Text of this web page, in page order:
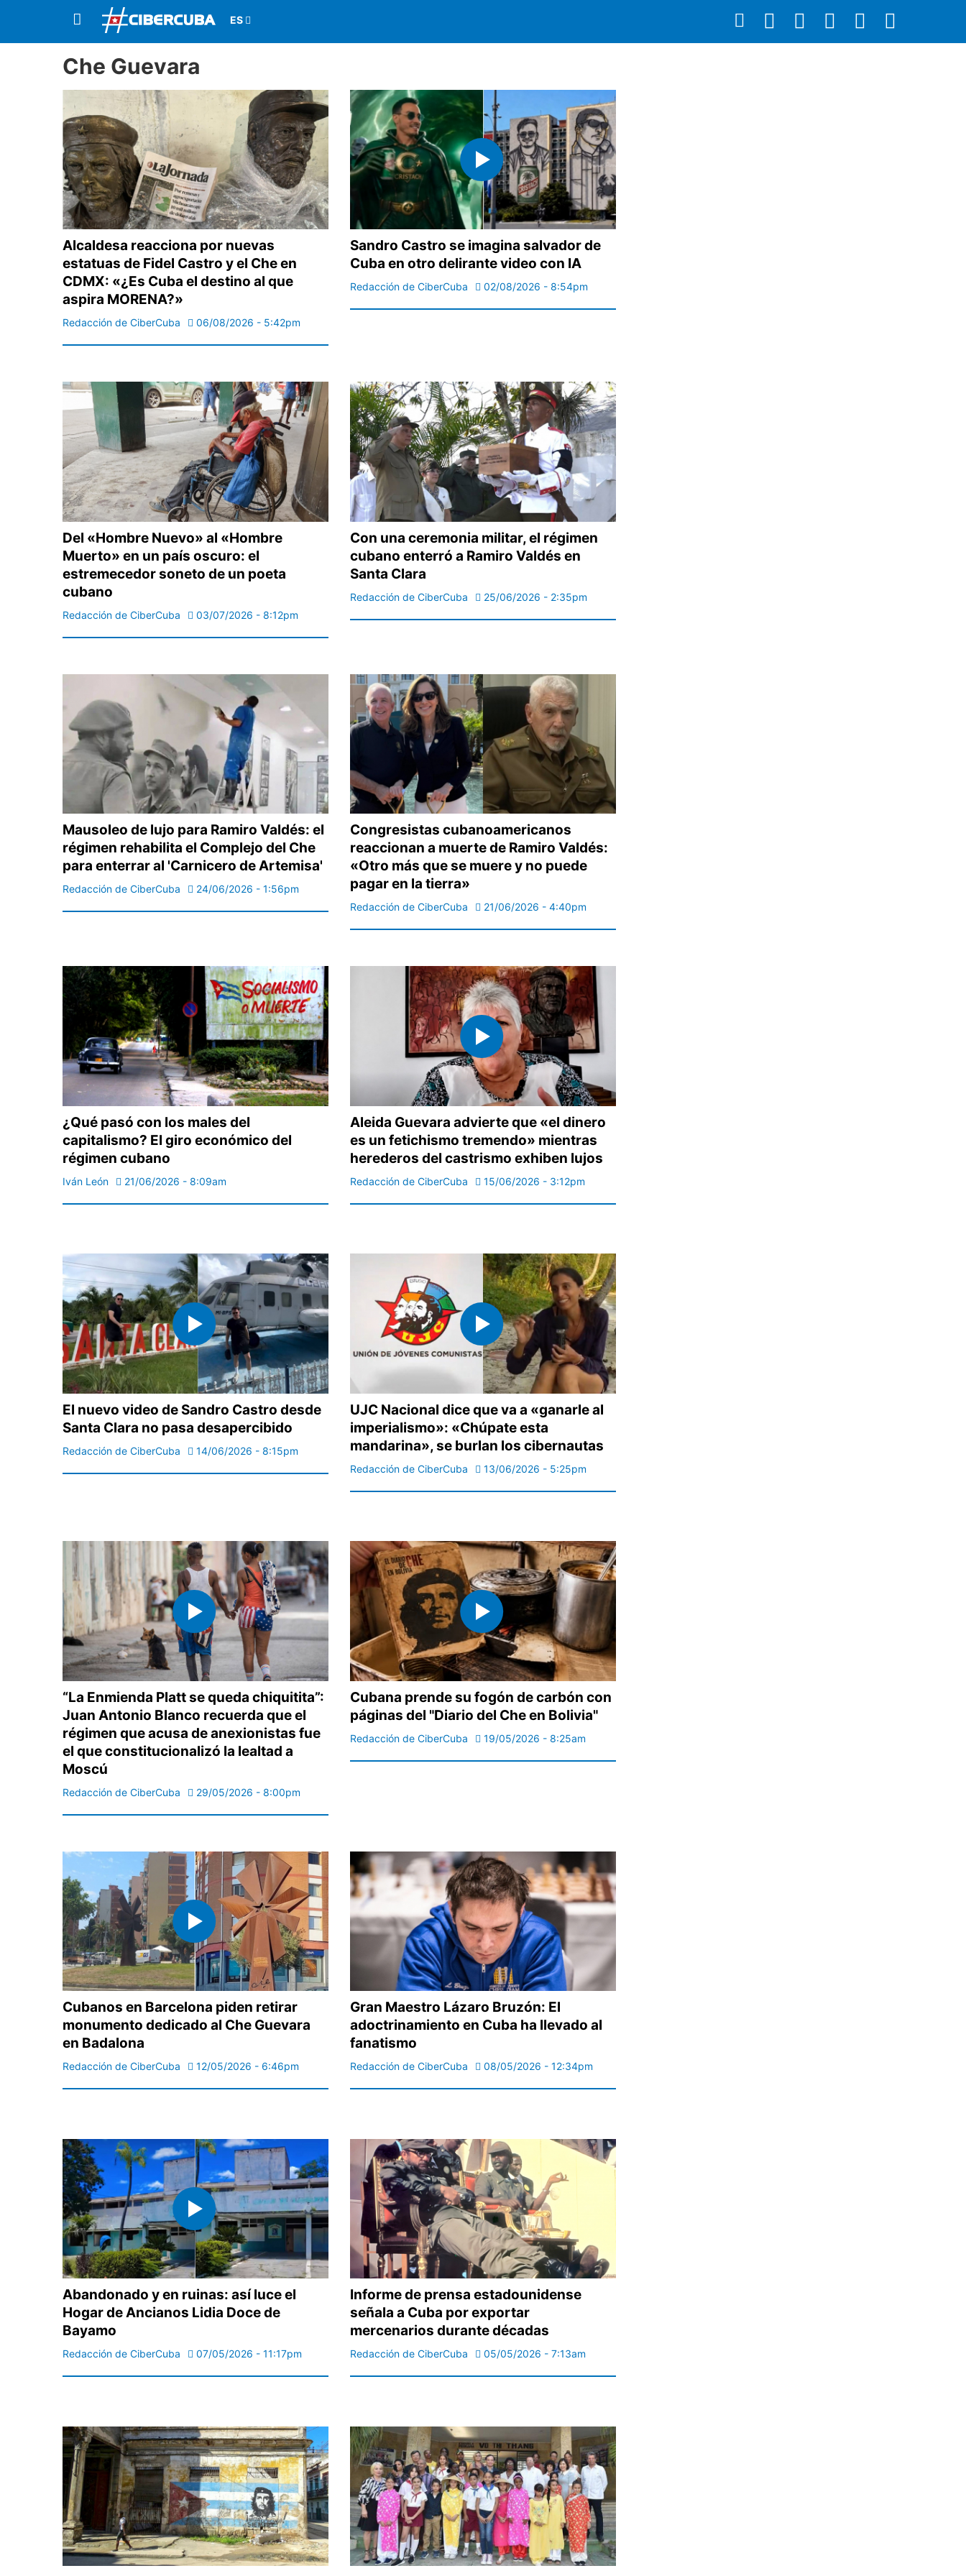
Che Guevara
Alcaldesa reacciona por nuevas
estatuas de Fidel Castro y el Che en
CDMX: «¿Es Cuba el destino al que
aspira MORENA?»
Redacción de CiberCuba 06/08/2026 - 5:42pm
Sandro Castro se imagina salvador de
Cuba en otro delirante video con IA
Redacción de CiberCuba 02/08/2026 - 8:54pm
Del «Hombre Nuevo» al «Hombre
Muerto» en un país oscuro: el
estremecedor soneto de un poeta
cubano
Redacción de CiberCuba 03/07/2026 - 8:12pm
Con una ceremonia militar, el régimen
cubano enterró a Ramiro Valdés en
Santa Clara
Redacción de CiberCuba 25/06/2026 - 2:35pm
Mausoleo de lujo para Ramiro Valdés: el
régimen rehabilita el Complejo del Che
para enterrar al 'Carnicero de Artemisa'
Redacción de CiberCuba 24/06/2026 - 1:56pm
Congresistas cubanoamericanos
reaccionan a muerte de Ramiro Valdés:
«Otro más que se muere y no puede
pagar en la tierra»
Redacción de CiberCuba 21/06/2026 - 4:40pm
¿Qué pasó con los males del
capitalismo? El giro económico del
régimen cubano
Iván León 21/06/2026 - 8:09am
Aleida Guevara advierte que «el dinero
es un fetichismo tremendo» mientras
herederos del castrismo exhiben lujos
Redacción de CiberCuba 15/06/2026 - 3:12pm
El nuevo video de Sandro Castro desde
Santa Clara no pasa desapercibido
Redacción de CiberCuba 14/06/2026 - 8:15pm
UJC Nacional dice que va a «ganarle al
imperialismo»: «Chúpate esta
mandarina», se burlan los cibernautas
Redacción de CiberCuba 13/06/2026 - 5:25pm
“La Enmienda Platt se queda chiquitita”:
Juan Antonio Blanco recuerda que el
régimen que acusa de anexionistas fue
el que constitucionalizó la lealtad a
Moscú
Redacción de CiberCuba 29/05/2026 - 8:00pm
Cubana prende su fogón de carbón con
páginas del "Diario del Che en Bolivia"
Redacción de CiberCuba 19/05/2026 - 8:25am
Cubanos en Barcelona piden retirar
monumento dedicado al Che Guevara
en Badalona
Redacción de CiberCuba 12/05/2026 - 6:46pm
Gran Maestro Lázaro Bruzón: El
adoctrinamiento en Cuba ha llevado al
fanatismo
Redacción de CiberCuba 08/05/2026 - 12:34pm
Abandonado y en ruinas: así luce el
Hogar de Ancianos Lidia Doce de
Bayamo
Redacción de CiberCuba 07/05/2026 - 11:17pm
Informe de prensa estadounidense
señala a Cuba por exportar
mercenarios durante décadas
Redacción de CiberCuba 05/05/2026 - 7:13am